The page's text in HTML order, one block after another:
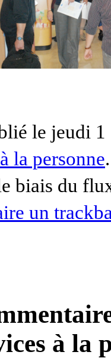
le jeudi
la personne
biais du
un
à la